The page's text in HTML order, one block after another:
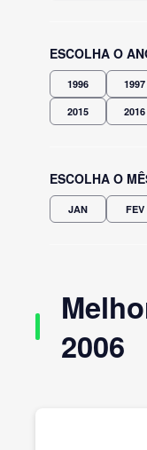
ESCOLHA O
1996 1997
2015 2016
ESCOLHA O
JAN FEV
2006